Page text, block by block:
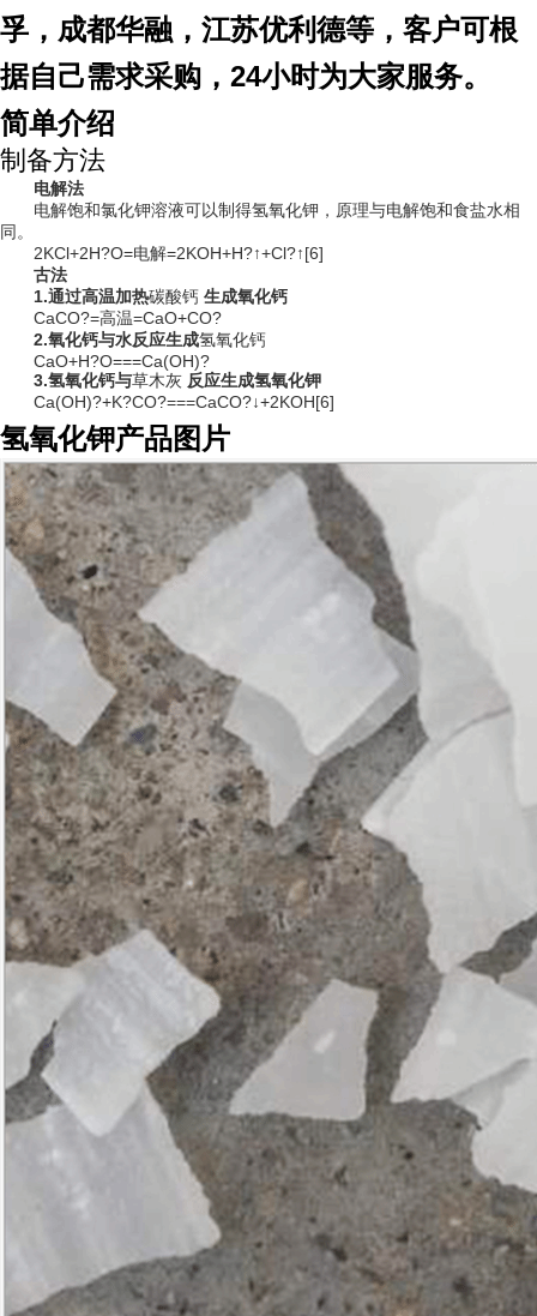
孚，成都华融，江苏优利德等，客户可根
据自己需求采购，24小时为大家服务。
简单介绍
制备方法
电解法
电解饱和氯化钾溶液可以制得氢氧化钾，原理与电解饱和食盐水相
同。
2KCl+2H?O=电解=2KOH+H?↑+Cl?↑[6]
古法
1.通过高温加热碳酸钙 生成氧化钙
CaCO?=高温=CaO+CO?
2.氧化钙与水反应生成氢氧化钙
CaO+H?O===Ca(OH)?
3.氢氧化钙与草木灰 反应生成氢氧化钾
Ca(OH)?+K?CO?===CaCO?↓+2KOH[6]
氢氧化钾产品图片